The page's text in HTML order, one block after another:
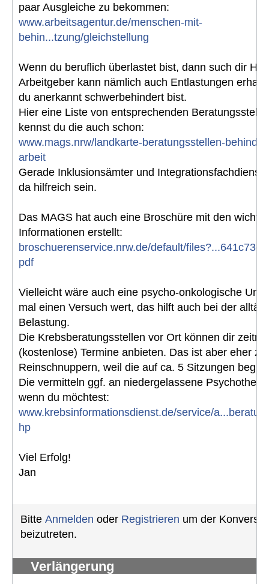
paar Ausgleiche zu bekommen:
www.arbeitsagentur.de/menschen-mit-
behin...tzung/gleichstellung
Wenn du beruflich überlastet bist, dann such dir
Arbeitgeber kann nämlich auch Entlastungen
du anerkannt schwerbehindert bist.
Hier eine Liste von entsprechenden
kennst du die auch schon:
www.mags.nrw/landkarte-beratungsstellen-
arbeit
Gerade Inklusionsämter und
da hilfreich sein.
Das MAGS hat auch eine Broschüre mit den
Informationen erstellt:
broschuerenservice.nrw.de/default/
pdf
Vielleicht wäre auch eine psycho-onkologische
mal einen Versuch wert, das hilft auch bei der
Belastung.
Die Krebsberatungsstellen vor Ort können dir
(kostenlose) Termine anbieten. Das ist aber eher
Reinschnuppern, weil die auf ca. 5 Sitzungen
Die vermitteln ggf. an niedergelassene
wenn du möchtest:
www.krebsinformationsdienst.de/service/
hp
Viel Erfolg!
Jan
Bitte Anmelden oder Registrieren um der
beizutreten.
Verlängerung